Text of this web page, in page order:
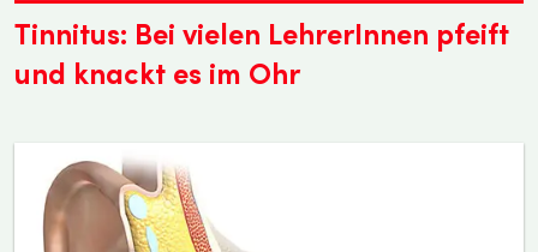
Tinnitus: Bei vielen LehrerInnen pfeift
und knackt es im Ohr